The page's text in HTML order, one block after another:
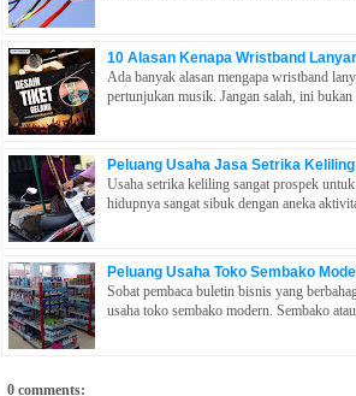
10 Alasan Kenapa Wristband
Ada banyak alasan mengapa wristband
pertunjukan musik. Jangan salah, ini bukan
Peluang Usaha Jasa Setrika
Usaha setrika keliling sangat prospek
hidupnya sangat sibuk dengan aneka
Peluang Usaha Toko Sembako
Sobat pembaca buletin bisnis yang
usaha toko sembako modern. Sembako
0 comments: